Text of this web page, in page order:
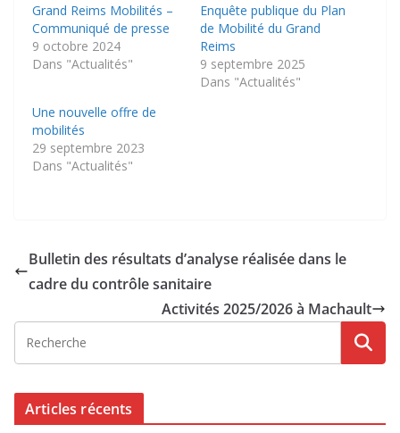
Grand Reims Mobilités –
Communiqué de presse
9 octobre 2024
Dans "Actualités"
Enquête publique du Plan
de Mobilité du Grand
Reims
9 septembre 2025
Dans "Actualités"
Une nouvelle offre de
mobilités
29 septembre 2023
Dans "Actualités"
Bulletin des résultats d’analyse réalisée dans le
cadre du contrôle sanitaire
Activités 2025/2026 à Machault
Articles récents